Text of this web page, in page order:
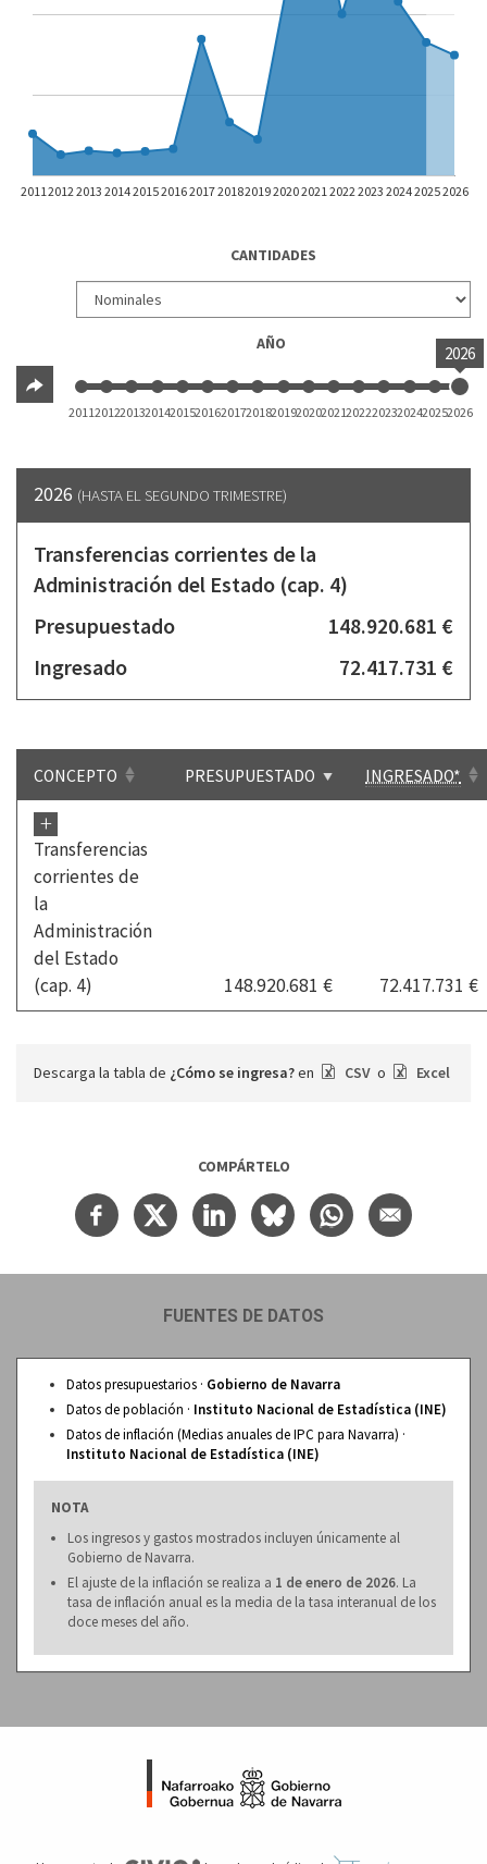
2011 2012 2013 20142015201620172018201920202021 20222023202420252026
CANTIDADES
AÑO 2026
2011201220132014201520162017201820192020202120222023202420252026
2026 (HASTA EL SEGUNDO TRIMESTRE)
Transferencias corrientes de la
Administración del Estado (cap. 4)
Presupuestado
148.920.681 €
Ingresado
72.417.731 €
CONCEPTO PRESUPUESTADO INGRESADO*
+
Transferencias
corrientes de
la
Administración
del Estado
(cap. 4)
148.920.681 € 72.417.731 €
Descarga la tabla de ¿Cómo se ingresa?en CSV o Excel
COMPÁRTELO
FUENTES DE DATOS
Datos presupuestarios · Gobierno de Navarra
Datos de población · Instituto Nacional de Estadística (INE)
Datos de inflación (Medias anuales de IPC para Navarra) ·
Instituto Nacional de Estadística (INE)
NOTA
Los ingresos y gastos mostrados incluyen únicamente al
Gobierno de Navarra.
El ajuste de la inflación se realiza a 1 de enero de 2026. La
tasa de inflación anual es la media de la tasa interanual de los
doce meses del año.